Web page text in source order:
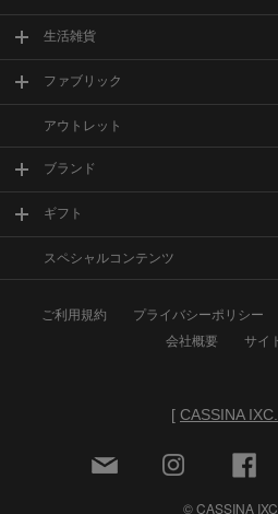
生活雑貨
ファブリック
アウトレット
ブランド
ギフト
スペシャルコンテンツ
ご利用規約 プライバシーポリシー
会社概要
サイ
[ CASSINA
© CASSINA